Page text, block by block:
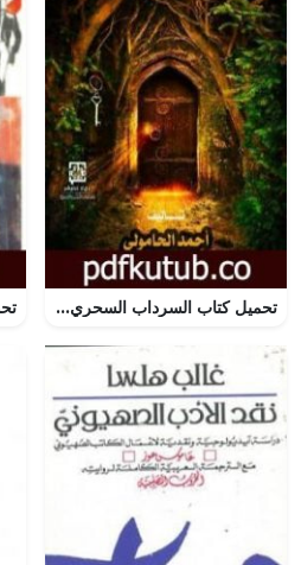
تحميل كتاب السرداب السحري PDF تأليف أحمد الحامولي مجانا [كامل]